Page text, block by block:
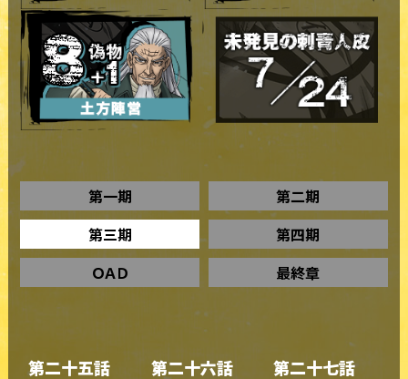
第一期
第二期
第三期
第四期
ＯＡＤ
最終章
第二十五話 第二十六話 第二十七話